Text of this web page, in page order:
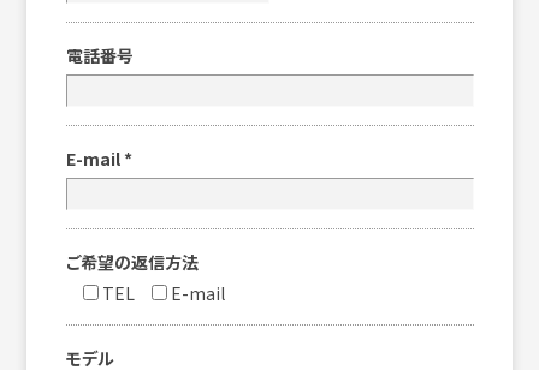
電話番号
E-mail *
ご希望の返信方法
TEL
E-mail
モデル